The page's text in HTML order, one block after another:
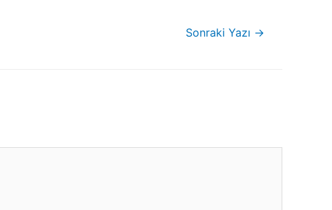
Sonraki Yazı →